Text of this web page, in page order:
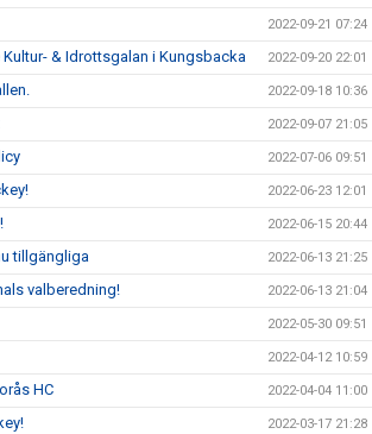
2022-09-21 07:24
& Idrottsgalan i Kungsbacka 2022-09-20 22:01
2022-09-18 10:36
2022-09-07 21:05
2022-07-06 09:51
2022-06-23 12:01
2022-06-15 20:44
tillgängliga 2022-06-13 21:25
valberedning! 2022-06-13 21:04
2022-05-30 09:51
2022-04-12 10:59
HC 2022-04-04 11:00
2022-03-17 21:28